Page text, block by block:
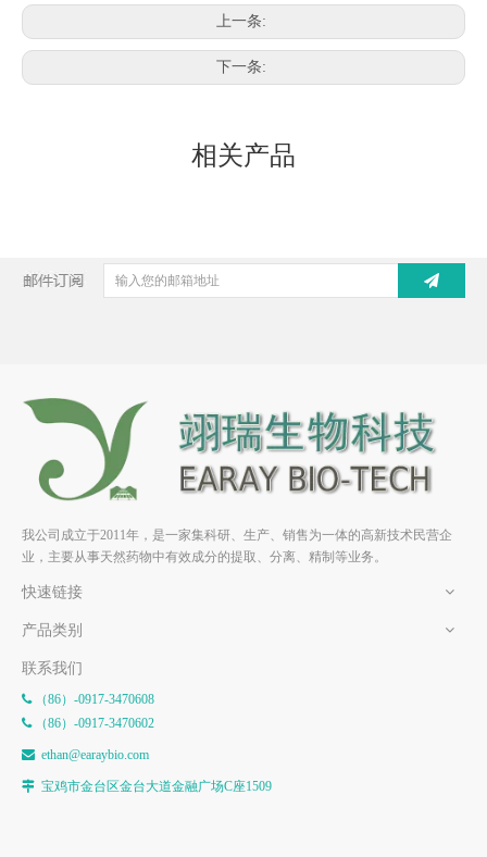
上一条:
下一条:
相关产品
氧化白藜芦醇 HPLC≥98% 中
药标准品 对照品
品 对照品
我公司成立于2011年，是一家集科研、生产、销售为一体的高新技术民营企
业，主要从事天然药物中有效成分的提取、分离、精制等业务。
快速链接
产品类别
联系我们
（86）-0917-3470608
（86）-0917-3470602
 ethan@earaybio.com
 宝鸡市金台区金台大道金融广场C座1509